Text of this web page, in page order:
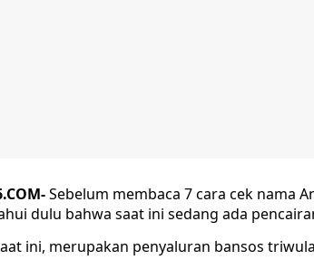
Sebelum membaca 7 cara cek nama
dulu bahwa saat ini sedang ada
ini, merupakan penyaluran bansos